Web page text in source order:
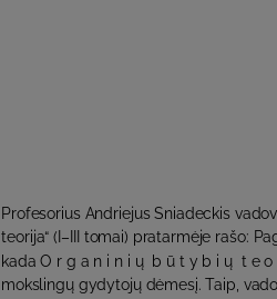
Profesorius Andriejus Sniadeckis
teorija“ (I–III tomai) pratarmėje rašo:
kada O r g a n i n i ų b ū t y b i ų t e o
mokslingų gydytojų dėmesį. Taip,